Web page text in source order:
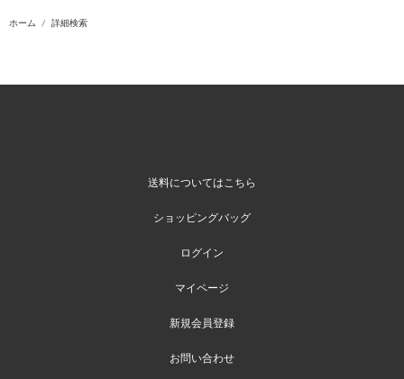
ホーム 詳細検索
送料についてはこちら
ショッピングバッグ
ログイン
マイページ
新規会員登録
お問い合わせ